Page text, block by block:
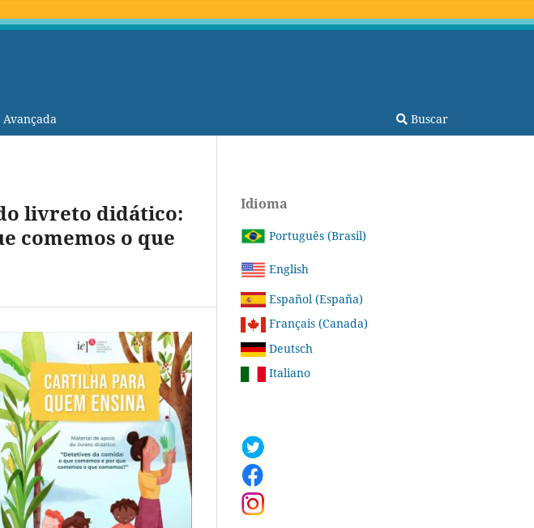
Avançada Buscar
livreto didático:
comemos o que
Idioma
Português (Brasil)
English
Español (España)
Français (Canada)
Deutsch
Italiano